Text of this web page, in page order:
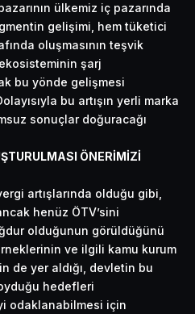
ülkemiz iç pazarında
gelişimi, hem tüketici
oluşmasının teşvik
şarj
bu yönde gelişmesi
bu artışın yerli marka
sonuçlar doğuracağı
ÖNERİMİZİ
artışlarında olduğu gibi,
henüz ÖTV’sini
olduğunun görüldüğünü
ve ilgili kamu kurum
de yer aldığı, devletin bu
hedefleri
odaklanabilmesi için